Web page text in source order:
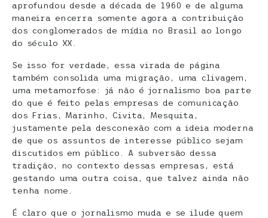
aprofundou desde a década de 1960 e de alguma
maneira encerra somente agora a contribuição
dos conglomerados de mídia no Brasil ao longo
do século XX.
Se isso for verdade, essa virada de página
também consolida uma migração, uma clivagem,
uma metamorfose: já não é jornalismo boa parte
do que é feito pelas empresas de comunicação
dos Frias, Marinho, Civita, Mesquita,
justamente pela desconexão com a ideia moderna
de que os assuntos de interesse público sejam
discutidos em público. A subversão dessa
tradição, no contexto dessas empresas, está
gestando uma outra coisa, que talvez ainda não
tenha nome.
É claro que o jornalismo muda e se ilude quem